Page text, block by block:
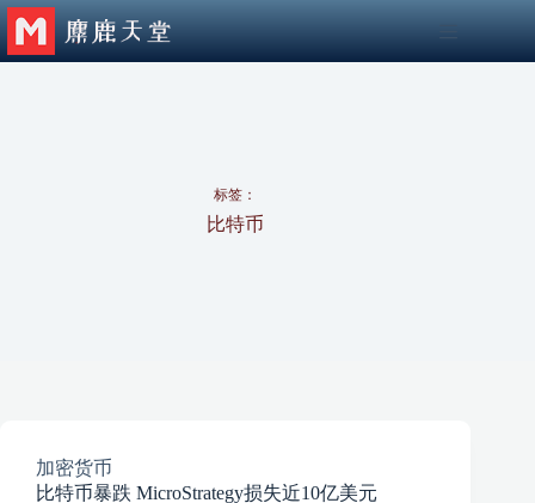
跳
至
标签：
比特币
加密货币
比特币暴跌 MicroStrategy损失近10亿美元